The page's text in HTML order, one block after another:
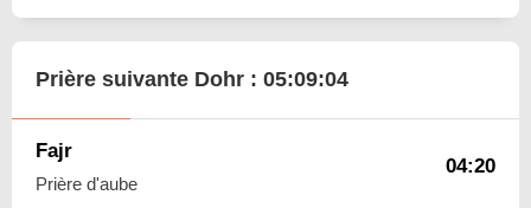
Prière suivante Dohr : 05:09:03
Fajr
Prière d'aube
04:20